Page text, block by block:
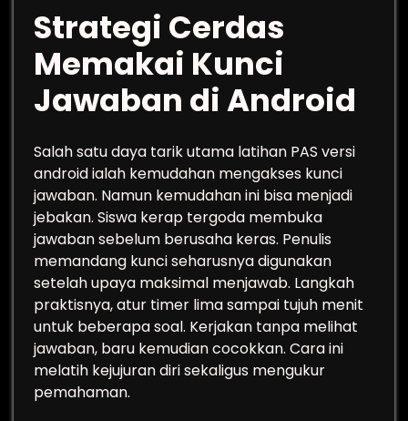
Strategi Cerdas
Memakai Kunci
Jawaban di Android
Salah satu daya tarik utama latihan PAS versi
android ialah kemudahan mengakses kunci
jawaban. Namun kemudahan ini bisa menjadi
jebakan. Siswa kerap tergoda membuka
jawaban sebelum berusaha keras. Penulis
memandang kunci seharusnya digunakan
setelah upaya maksimal menjawab. Langkah
praktisnya, atur timer lima sampai tujuh menit
untuk beberapa soal. Kerjakan tanpa melihat
jawaban, baru kemudian cocokkan. Cara ini
melatih kejujuran diri sekaligus mengukur
pemahaman.